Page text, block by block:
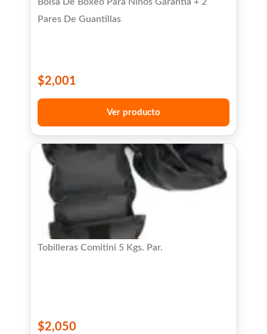
Pares De Guantillas
$2,001
Ver producto
Tobilleras Comitini 5 Kgs. Par.
$2,050